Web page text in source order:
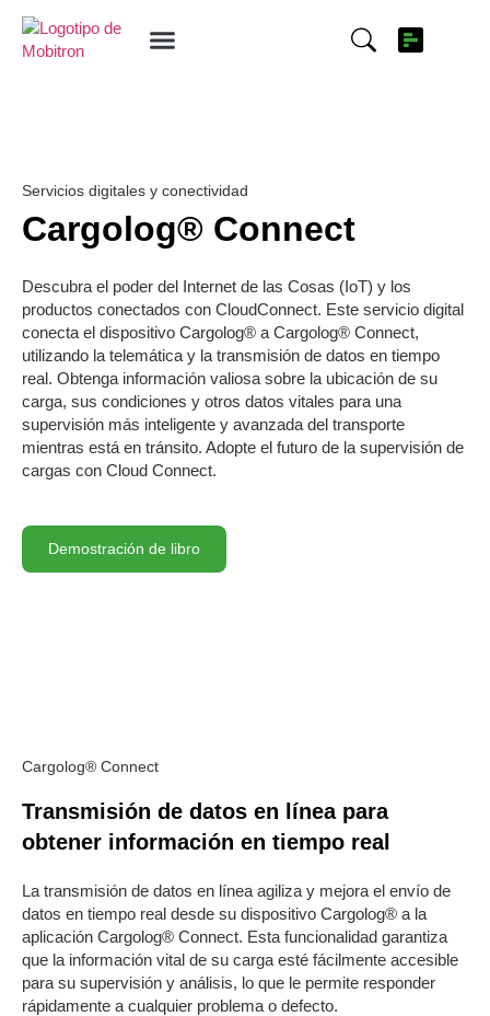
Servicios digitales y conectividad
Cargolog® Connect
Descubra el poder del Internet de las Cosas (IoT) y los
productos conectados con CloudConnect. Este servicio digital
conecta el dispositivo Cargolog® a Cargolog® Connect,
utilizando la telemática y la transmisión de datos en tiempo
real. Obtenga información valiosa sobre la ubicación de su
carga, sus condiciones y otros datos vitales para una
supervisión más inteligente y avanzada del transporte
mientras está en tránsito. Adopte el futuro de la supervisión de
cargas con Cloud Connect.
Demostración de libro
Cargolog® Connect
Transmisión de datos en línea para
obtener información en tiempo real
La transmisión de datos en línea agiliza y mejora el envío de
datos en tiempo real desde su dispositivo Cargolog® a la
aplicación Cargolog® Connect. Esta funcionalidad garantiza
que la información vital de su carga esté fácilmente accesible
para su supervisión y análisis, lo que le permite responder
rápidamente a cualquier problema o defecto.